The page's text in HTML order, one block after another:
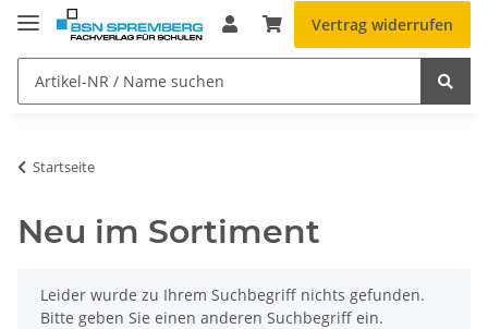
Vertrag widerrufen
Startseite
Neu im Sortiment
xLeider wurde zu Ihrem Suchbegriff nichts gefunden.
Bitte geben Sie einen anderen Suchbegriff ein.